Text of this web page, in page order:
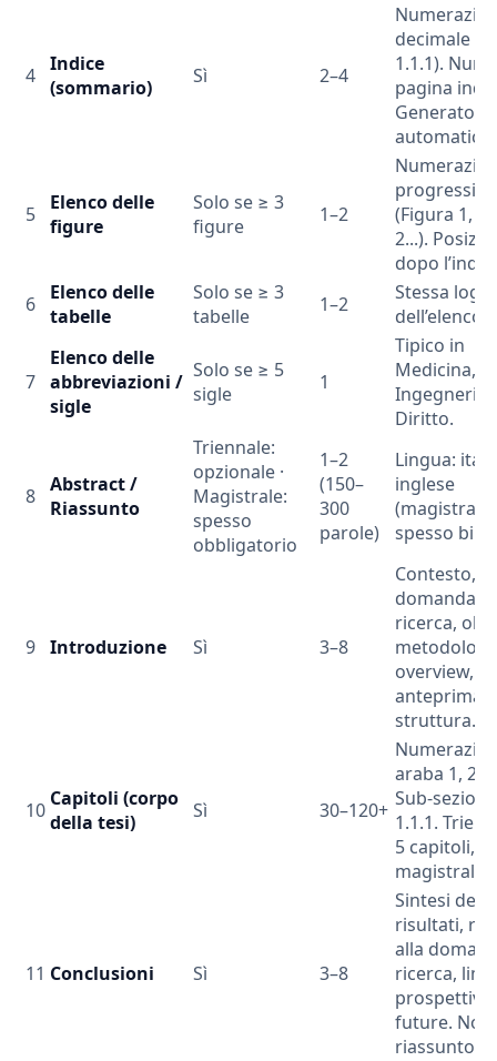
4 Indice
(sommario)
Sì 2–4
decimale
1.1.1).
pagina
Generato
5
Elenco delle
figure
Solo se ≥ 3
figure
1–2
progressiva
(Figura 1,
2...).
dopo
6
Elenco delle
tabelle
Solo se ≥ 3
tabelle
1–2
Stessa
dell’elenco
7
Elenco delle
abbreviazioni /
sigle
Solo se ≥ 5
sigle
1
Tipico in
Medicina,
Ingegneria,
Diritto.
8 Abstract /
Riassunto
Triennale:
opzionale ·
Magistrale:
spesso
obbligatorio
1–2
(150–
300
parole)
Lingua:
inglese
(magistrale
spesso
9 Introduzione Sì 3–8
Contesto,
domanda di
ricerca,
overview,
anteprima
struttura.
10 Capitoli (corpo
della tesi)
Sì 30–120+
araba 1, 2,
Sub-sezioni
1.1.1.
5 capitoli,
magistrale
11 Conclusioni Sì 3–8
Sintesi dei
risultati,
alla
ricerca,
prospettive
future. Non
riassunto.